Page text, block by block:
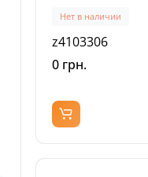
9853
Нет в наличии
z4103306
0 грн.